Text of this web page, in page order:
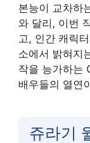
본능이 교차하
와 달리, 이번
고, 인간 캐릭
소에서 밝혀지
작을 능가하는
배우들의 열연
쥬라기